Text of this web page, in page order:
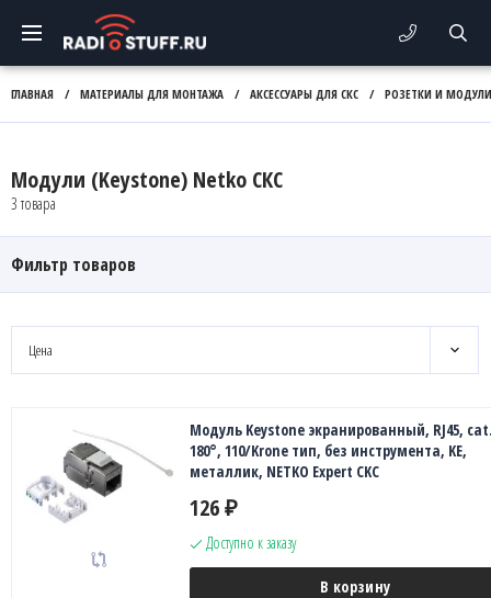
ГЛАВНАЯ / МАТЕРИАЛЫ ДЛЯ МОНТАЖА / АКСЕССУАРЫ ДЛЯ СКС / РОЗЕТКИ И МОДУЛИ
Модули (Keystone) Netko СКС
3 товара
Фильтр товаров
Цена
Модуль Keystone экранированный, RJ45,
180°, 110/Krone тип, без инструмента, KE,
металлик, NETKO Expert CKC
126 ₽
Доступно к заказу
В корзину